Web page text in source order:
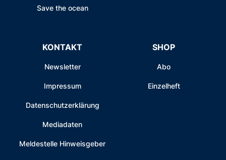
Save the ocean
KONTAKT
Newsletter
Impressum
Datenschutzerklärung
Mediadaten
Meldestelle Hinweisgeber
SHOP
Abo
Einzelheft